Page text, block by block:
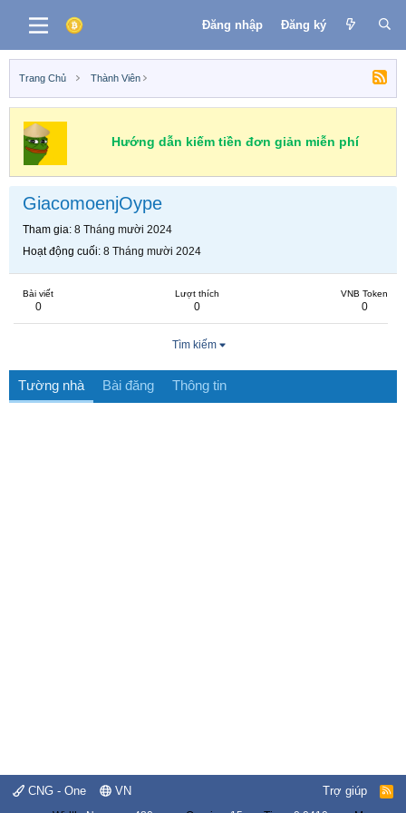
Đăng nhập Đăng ký
Trang Chủ Thành Viên
Hướng dẫn kiếm tiền đơn giản miễn phí
GiacomoenjOype
Tham gia 8 Tháng mười 2024
Hoạt động cuối 8 Tháng mười 2024
Bài viết
0
Lượt thích
0
VNB Token
0
Tìm kiếm
Tường nhà Bài đăng Thông tin
CNG - One VN Trợ giúp
R